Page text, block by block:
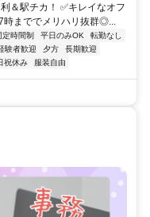
＆駅チカ！ ✅キレイなオフ
時まででメリハリ抜群◎...
定時間制 平日のみOK
転勤なし
験者歓迎 夕方
長期歓迎
祝休み 服装自由